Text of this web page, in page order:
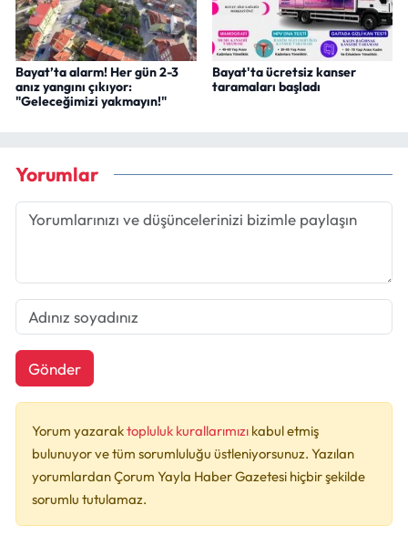
Bayat’ta alarm! Her gün 2-3
anız yangını çıkıyor:
"Geleceğimizi yakmayın!"
Bayat'ta ücretsiz kanser
taramaları başladı
Yorumlar
Gönder
Yorum yazaraktopluluk kurallarımızı kabul etmiş
bulunuyor ve tüm sorumluluğu üstleniyorsunuz. Yazılan
yorumlardan Çorum Yayla Haber Gazetesi hiçbir şekilde
sorumlu tutulamaz.